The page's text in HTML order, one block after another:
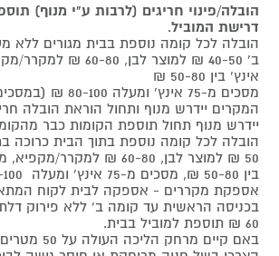
הובלה/פינוי חריגים (לרבות ע"י מנוף)
דרישת המוביל.
הובלה לכל קומה נוספת בבית מגורים ללא
אינץ' בין 50-80 ₪
מסכים מ-75 אינץ' ומעלה
המקרים יידרש מנוף ותחול הוראת הובלה
יידרש מנוף תחול תוספת הקומות כבר
בין 50-80 ₪, מסכים מ-75 אינץ' ומעלה 80-100 ₪.
אספקת מקררים - אספקה לבית לקוח
בכניסה הראשית עד קומה ב' ללא פירוק
60 ₪ תוספת למוביל בבית.
באם קיים מרחק